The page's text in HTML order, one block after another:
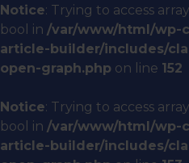
Notice: Trying to access
bool in /var/www/html/wp-
article-builder/includes/
open-graph.php on line 152
Notice: Trying to access
bool in /var/www/html/wp-
article-builder/includes/